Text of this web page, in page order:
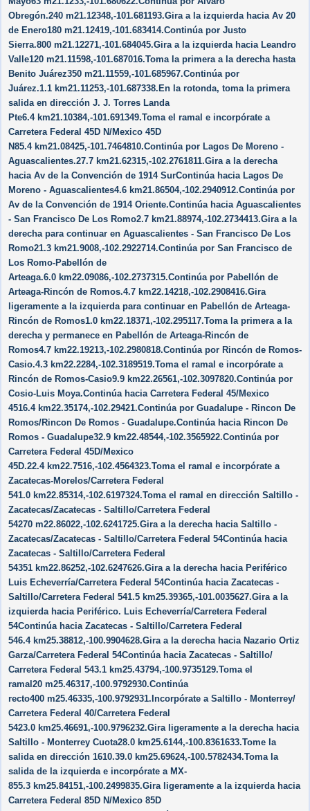
Obregón.240 m21.12348,-101.681193.Gira a la izquierda hacia Av 20
de Enero180 m21.12419,-101.683414.Continúa por Justo
Sierra.800 m21.12271,-101.684045.Gira a la izquierda hacia Leandro
Valle120 m21.11598,-101.687016.Toma la primera a la derecha hasta
Benito Juárez350 m21.11559,-101.685967.Continúa por
Juárez.1.1 km21.11253,-101.687338.En la rotonda, toma la primera
salida en dirección J. J. Torres Landa
Pte6.4 km21.10384,-101.691349.Toma el ramal e incorpórate a
Carretera Federal 45D N/​Mexico 45D
N85.4 km21.08425,-101.7464810.Continúa por Lagos De Moreno -
Aguascalientes.27.7 km21.62315,-102.2761811.Gira a la derecha
hacia Av de la Convención de 1914 SurContinúa hacia Lagos De
Moreno - Aguascalientes4.6 km21.86504,-102.2940912.Continúa por
Av de la Convención de 1914 Oriente.Continúa hacia Aguascalientes
- San Francisco De Los Romo2.7 km21.88974,-102.2734413.Gira a la
derecha para continuar en Aguascalientes - San Francisco De Los
Romo21.3 km21.9008,-102.2922714.Continúa por San Francisco de
Los Romo-Pabellón de
Arteaga.6.0 km22.09086,-102.2737315.Continúa por Pabellón de
Arteaga-Rincón de Romos.4.7 km22.14218,-102.2908416.Gira
ligeramente a la izquierda para continuar en Pabellón de Arteaga-
Rincón de Romos1.0 km22.18371,-102.295117.Toma la primera a la
derecha y permanece en Pabellón de Arteaga-Rincón de
Romos4.7 km22.19213,-102.2980818.Continúa por Rincón de Romos-
Casio.4.3 km22.2284,-102.3189519.Toma el ramal e incorpórate a
Rincón de Romos-Casio9.9 km22.26561,-102.3097820.Continúa por
Cosio-Luis Moya.Continúa hacia Carretera Federal 45/​Mexico
4516.4 km22.35174,-102.29421.Continúa por Guadalupe - Rincon De
Romos/​Rincon De Romos - Guadalupe.Continúa hacia Rincon De
Romos - Guadalupe32.9 km22.48544,-102.3565922.Continúa por
Carretera Federal 45D/​Mexico
45D.22.4 km22.7516,-102.4564323.Toma el ramal e incorpórate a
Zacatecas-Morelos/​Carretera Federal
541.0 km22.85314,-102.6197324.Toma el ramal en dirección Saltillo -
Zacatecas/​Zacatecas - Saltillo/​Carretera Federal
54270 m22.86022,-102.6241725.Gira a la derecha hacia Saltillo -
Zacatecas/​Zacatecas - Saltillo/​Carretera Federal 54Continúa hacia
Zacatecas - Saltillo/​Carretera Federal
54351 km22.86252,-102.6247626.Gira a la derecha hacia Periférico
Luis Echeverría/​Carretera Federal 54Continúa hacia Zacatecas -
Saltillo/​Carretera Federal 541.5 km25.39365,-101.0035627.Gira a la
izquierda hacia Periférico. Luis Echeverría/​Carretera Federal
54Continúa hacia Zacatecas - Saltillo/​Carretera Federal
546.4 km25.38812,-100.9904628.Gira a la derecha hacia Nazario Ortiz
Garza/​Carretera Federal 54Continúa hacia Zacatecas - Saltillo/​
Carretera Federal 543.1 km25.43794,-100.9735129.Toma el
ramal20 m25.46317,-100.9792930.Continúa
recto400 m25.46335,-100.9792931.Incorpórate a Saltillo - Monterrey/​
Carretera Federal 40/​Carretera Federal
5423.0 km25.46691,-100.9796232.Gira ligeramente a la derecha hacia
Saltillo - Monterrey Cuota28.0 km25.6144,-100.8361633.Tome la
salida en dirección 1610.39.0 km25.69624,-100.5782434.Toma la
salida de la izquierda e incorpórate a MX-
855.3 km25.84151,-100.2499835.Gira ligeramente a la izquierda hacia
Carretera Federal 85D N/​Mexico 85D